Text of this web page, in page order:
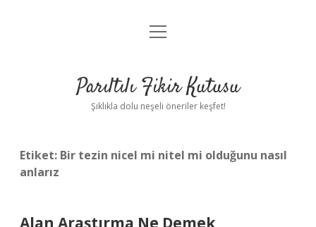
Anasayfa
Yasal Uyarı
menüyü
Parıltılı Fikir Kutusu
Şıklıkla dolu neşeli öneriler keşfet!
Etiket: Bir tezin nicel mi nitel mi olduğunu nasıl
anlarız
Alan Araştırma Ne Demek